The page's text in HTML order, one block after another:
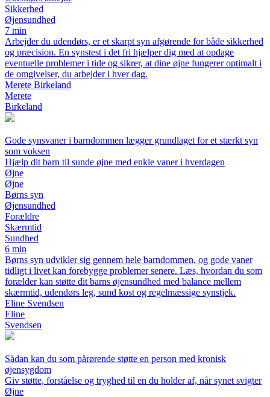
Sikkerhed
Øjensundhed
7 min
Arbejder du udendørs, er et skarpt syn afgørende for både sikkerhed
og præcision. En synstest i det fri hjælper dig med at opdage
eventuelle problemer i tide og sikrer, at dine øjne fungerer optimalt i
de omgivelser, du arbejder i hver dag.
Merete Birkeland
Merete
Birkeland
Gode synsvaner i barndommen lægger grundlaget for et stærkt syn
som voksen
Hjælp dit barn til sunde øjne med enkle vaner i hverdagen
Øjne
Øjne
Børns syn
Øjensundhed
Forældre
Skærmtid
Sundhed
6 min
Børns syn udvikler sig gennem hele barndommen, og gode vaner
tidligt i livet kan forebygge problemer senere. Læs, hvordan du som
forælder kan støtte dit barns øjensundhed med balance mellem
skærmtid, udendørs leg, sund kost og regelmæssige synstjek.
Eline Svendsen
Eline
Svendsen
Sådan kan du som pårørende støtte en person med kronisk
øjensygdom
Giv støtte, forståelse og tryghed til en du holder af, når synet svigter
Øjne